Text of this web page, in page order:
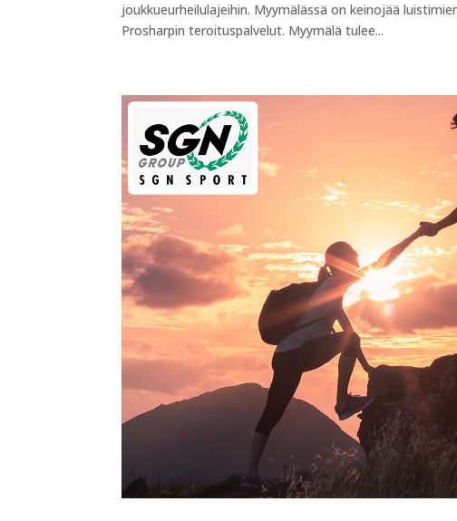
joukkueurheilulajeihin. Myymälässä on keinojää
Prosharpin teroituspalvelut. Myymälä tulee...